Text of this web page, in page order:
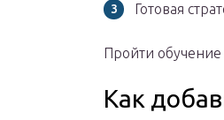
Готовая
Пройти
Как